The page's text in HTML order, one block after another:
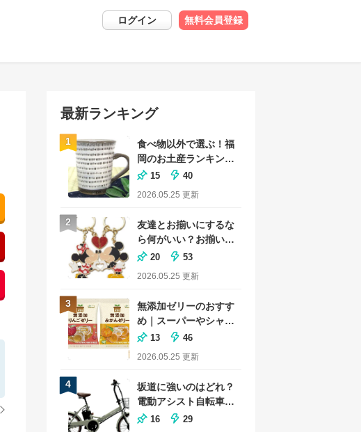
ログイン 無料会員登録
最新ランキング
1
食べ物以外で選ぶ！福
岡のお土産ランキング
｜おしゃれな雑貨も
15 40
2026.05.25 更新
2
友達とお揃いにするな
ら何がいい？お揃いグ
ッズのおすすめランキ
20 53
2026.05.25 更新
3
無添加ゼリーのおすす
め｜スーパーやシャト
レーゼの商品も
13 46
2026.05.25 更新
4
坂道に強いのはどれ？
電動アシスト自転車の
おすすめランキング
16 29